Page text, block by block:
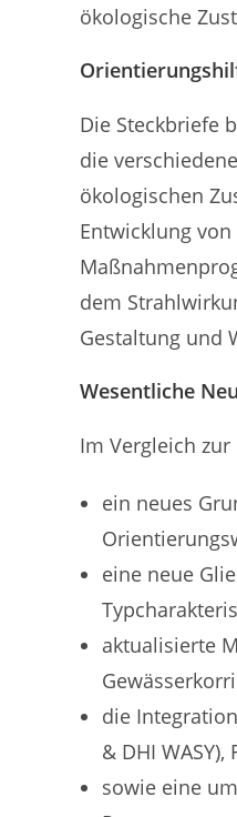
ökologische
Die Steckbriefe
die
ökologischen
Entwicklung
dem
Gestaltung und
Wesentliche
Im Vergleich
ein neues
eine neue
aktualisierte
die
& DHI
sowie eine